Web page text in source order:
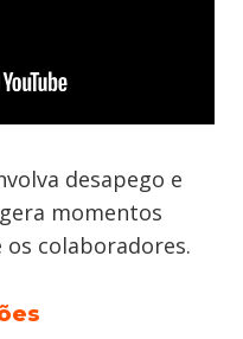
desapego e
momentos
colaboradores.